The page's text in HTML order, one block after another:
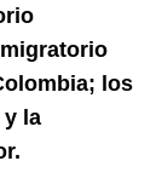
los
la